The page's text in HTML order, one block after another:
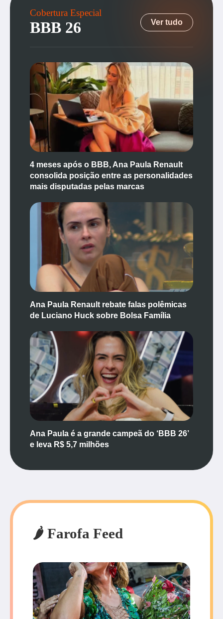
Cobertura Especial
BBB 26 Ver tudo
4 meses após o BBB, Ana Paula Renault
consolida posição entre as personalidades
mais disputadas pelas marcas
Ana Paula Renault rebate falas polêmicas
de Luciano Huck sobre Bolsa Família
Ana Paula é a grande campeã do ‘BBB 26’
e leva R$ 5,7 milhões
🌶️ Farofa Feed